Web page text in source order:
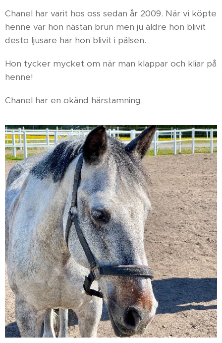
Chanel har varit hos oss sedan år 2009. När vi köpte
henne var hon nästan brun men ju äldre hon blivit
desto ljusare har hon blivit i pälsen.
Hon tycker mycket om när man klappar och kliar på
henne!
Chanel har en okänd härstamning.